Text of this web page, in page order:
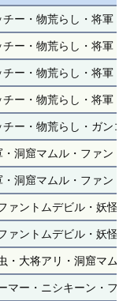
ー・物荒らし・将
ー・物荒らし・将軍
ー・物荒らし・将
ー・物荒らし・将軍
ー・物荒らし・ガン
洞窟マムル・ファン
洞窟マムル・ファン
ァントムデビル・妖
ァントムデビル・妖
・大将アリ・洞窟マ
マー・ニシキーン・